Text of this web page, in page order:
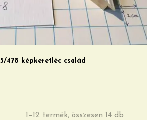
5/478 képkeretléc család
1–12 termék, összesen 14 db